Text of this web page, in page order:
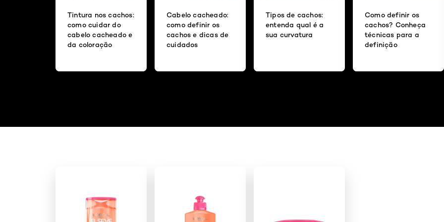
Tintura nos cachos:
como cuidar do
cabelo cacheado e
da coloração
Cabelo cacheado:
como definir os
cachos e dicas de
cuidados
Tipos de cachos:
entenda qual é a
sua curvatura
Como definir os
cachos? Conheça
técnicas para a
definição